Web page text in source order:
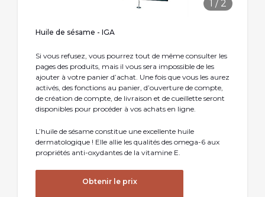
1 / 2
Huile de sésame - IGA
Si vous refusez, vous pourrez tout de même consulter les
pages des produits, mais il vous sera impossible de les
ajouter à votre panier d’achat. Une fois que vous les aurez
activés, des fonctions au panier, d’ouverture de compte,
de création de compte, de livraison et de cueillette seront
disponibles pour procéder à vos achats en ligne.
L’huile de sésame constitue une excellente huile
dermatologique ! Elle allie les qualités des omega-6 aux
propriétés anti-oxydantes de la vitamine E.
Obtenir le prix